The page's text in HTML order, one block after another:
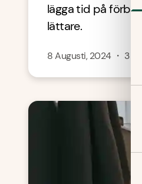
lägga tid på
lättare.
8 Augusti, 2024・ 3